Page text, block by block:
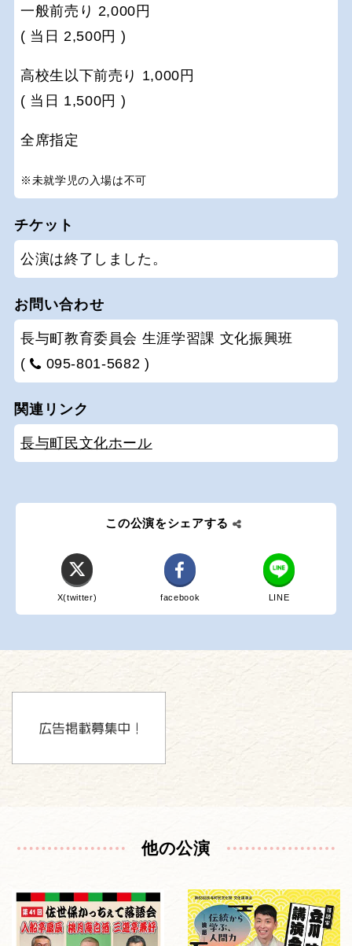
一般前売り 2,000円
( 当日 2,500円 )
高校生以下前売り 1,000円
( 当日 1,500円 )
全席指定
※未就学児の入場は不可
チケット
公演は終了しました。
お問い合わせ
長与町教育委員会 生涯学習課 文化振興班
(
095-801-5682 )
関連リンク
長与町民文化ホール
この公演をシェアする
X(twitter) facebook LINE
他の公演